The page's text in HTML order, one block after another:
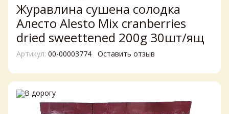
Журавлина сушена солодка
Алесто Alesto Mix cranberries
dried sweettened 200g 30шт/ящ
Артикул: 00-00003774 Оставить отзыв